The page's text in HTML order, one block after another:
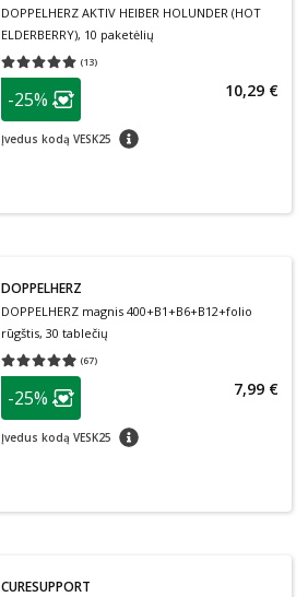
DOPPELHERZ AKTIV HEIΒER HOLUNDER (HOT
ELDERBERRY), 10 paketėlių
(13)
Vidutinis įvertinimas 5.00
patarimas
Lojalumo klubo narių nuolaida
-25%
Įvedus kodą VESK25 patarimas
10,29 €
DOPPELHERZ
DOPPELHERZ magnis 400+B1+B6+B12+folio
rūgštis, 30 tablečių
(67)
Vidutinis įvertinimas 4.94
patarimas
Lojalumo klubo narių nuolaida
-25%
Įvedus kodą VESK25 patarimas
7,99 €
CURESUPPORT